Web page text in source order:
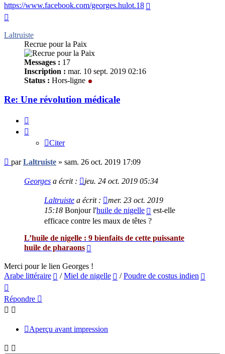
https://www.facebook.com/georges.hulot.18
Laltruiste
Recrue pour la Paix
Messages : 17
Inscription : mar. 10 sept. 2019 02:16
Status : Hors-ligne
Re: Une révolution médicale
Citer
Message
non
parLaltruiste » sam. 26 oct. 2019 17:09
Georges a écrit : jeu. 24 oct. 2019 05:34
Laltruiste a écrit :
mer. 23 oct. 2019
15:18 Bonjour l'huile de nigelle
est-elle
efficace contre les maux de têtes ?
L’huile de nigelle : 9 bienfaits de cette puissante
huile de pharaons
Merci pour le lien Georges !
Arabe littéraire
/Miel de nigelle /Poudre de costus indien
Répondre
Aperçu avant impression